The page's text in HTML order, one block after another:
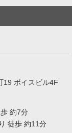
19 ボイスビル4F
約7分
徒歩 約11分